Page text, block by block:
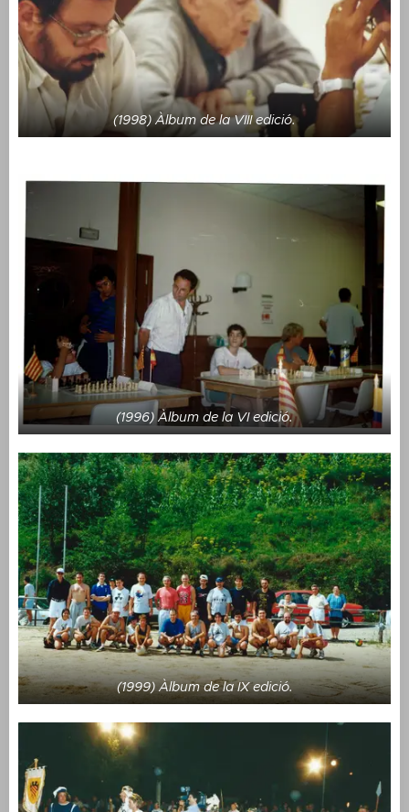
(1998) Àlbum de la VIII edició.
(1996) Àlbum de la VI edició.
(1999) Àlbum de la IX edició.